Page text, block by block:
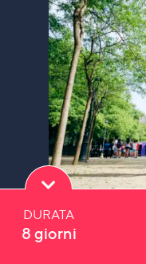
DURATA
8 giorni